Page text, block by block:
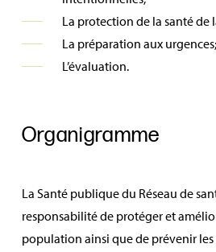
La protection de la santé
La préparation aux
L’évaluation.
Organigramme
La Santé publique du Réseau de
responsabilité de protéger et
population ainsi que de prévenir les